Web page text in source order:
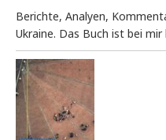
Berichte, Analyen,
Ukraine. Das Buch ist bei